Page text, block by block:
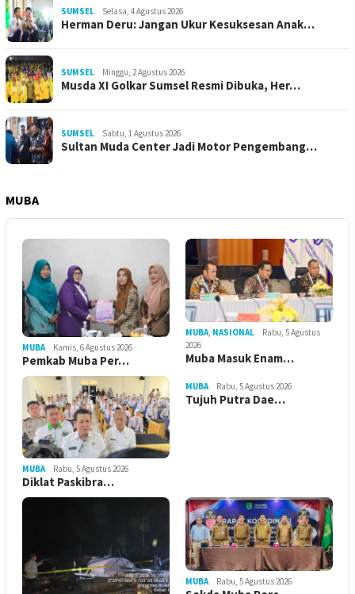
SUMSEL Selasa, 4 Agustus 2026
Herman Deru: Jangan Ukur Kesuksesan Anak…
SUMSEL Minggu, 2 Agustus 2026
Musda XI Golkar Sumsel Resmi Dibuka, Her…
SUMSEL Sabtu, 1 Agustus 2026
Sultan Muda Center Jadi Motor Pengembang…
MUBA
MUBA Kamis, 6 Agustus 2026
Pemkab Muba Per…
MUBA NASIONAL
Rabu, 5 Agustus
2026
Muba Masuk Enam…
MUBA Rabu, 5 Agustus 2026
Diklat Paskibra…
MUBA Rabu, 5 Agustus 2026
Tujuh Putra Dae…
MUBA Rabu, 5 Agustus 2026